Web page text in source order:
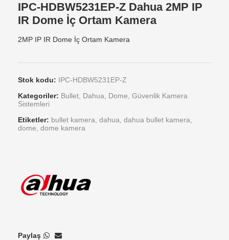
IPC-HDBW5231EP-Z Dahua 2MP IP
IR Dome İç Ortam Kamera
2MP IP IR Dome İç Ortam Kamera
Stok kodu: IPC-HDBW5231EP-Z
Kategoriler: Bullet Dahua Dome Güvenlik Kamera
Sistemleri
Etiketler: bullet kamera dahua dahua bullet kamera
dome dome kamera
Paylaş